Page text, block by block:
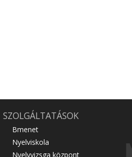
SZOLGÁLTATÁSOK
Bmenet
Nyelviskola
Nyelvvizsga központ